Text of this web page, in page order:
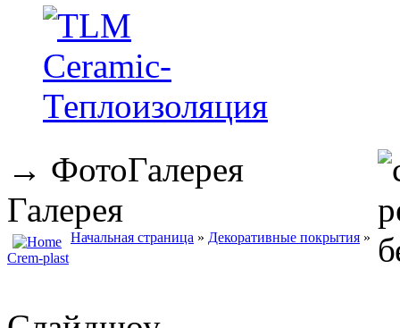
→ ФотоГалерея
Галерея
Начальная страница » Декоративные покрытия »
Сrem-plast